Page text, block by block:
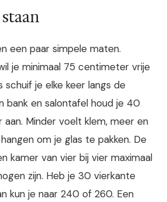
een paar simpele maten.
je minimaal 75 centimeter vrije
schuif je elke keer langs de
bank en salontafel houd je 40
Minder voelt klem, meer en
om je glas te pakken. De
kamer van vier bij vier maximaal
zijn. Heb je 30 vierkante
kun je naar 240 of 260. Een